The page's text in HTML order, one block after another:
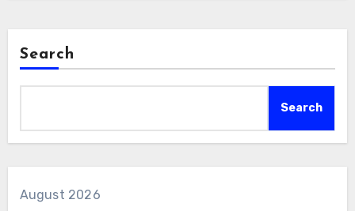
Search
Search
August 2026